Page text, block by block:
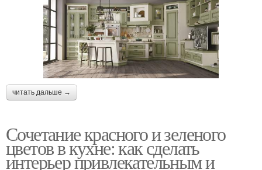
читать дальше →
Сочетание красного и зеленого
цветов в кухне: как сделать
интерьер привлекательным и